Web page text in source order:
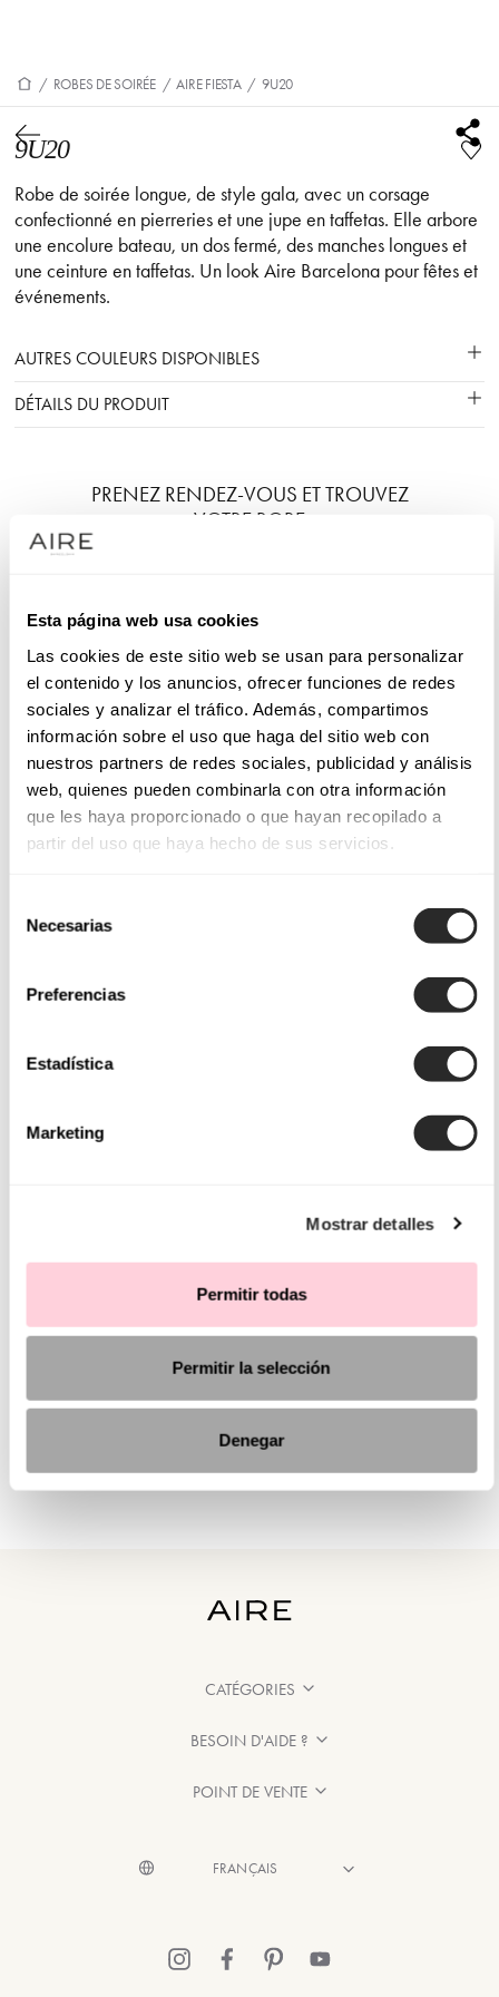
Esta página web usa cookies
Las cookies de este sitio web se usan para personalizar
el contenido y los anuncios, ofrecer funciones de redes
sociales y analizar el tráfico. Además, compartimos
información sobre el uso que haga del sitio web con
nuestros partners de redes sociales, publicidad y análisis
web, quienes pueden combinarla con otra información
que les haya proporcionado o que hayan recopilado a
partir del uso que haya hecho de sus servicios.
Necesarias
Preferencias
Estadística
Marketing
Mostrar detalles
Permitir todas
Permitir la selección
Denegar
/ ROBES DE SOIRÉE / AIRE FIESTA / 9U20
9U20
Robe de soirée longue, de style gala, avec un corsage
confectionné en pierreries et une jupe en taffetas. Elle arbore
une encolure bateau, un dos fermé, des manches longues et
une ceinture en taffetas. Un look Aire Barcelona pour fêtes et
événements.
AUTRES COULEURS DISPONIBLES
DÉTAILS DU PRODUIT
PRENEZ RENDEZ-VOUS ET TROUVEZ
VOTRE ROBE
CATÉGORIES
BESOIN D'AIDE ?
POINT DE VENTE